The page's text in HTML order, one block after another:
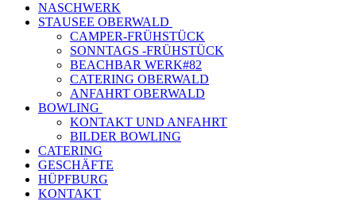
NASCHWERK
STAUSEE OBERWALD
CAMPER-FRÜHSTÜCK
SONNTAGS -FRÜHSTÜCK
BEACHBAR WERK#82
CATERING OBERWALD
ANFAHRT OBERWALD
BOWLING
KONTAKT UND ANFAHRT
BILDER BOWLING
CATERING
GESCHÄFTE
HÜPFBURG
KONTAKT